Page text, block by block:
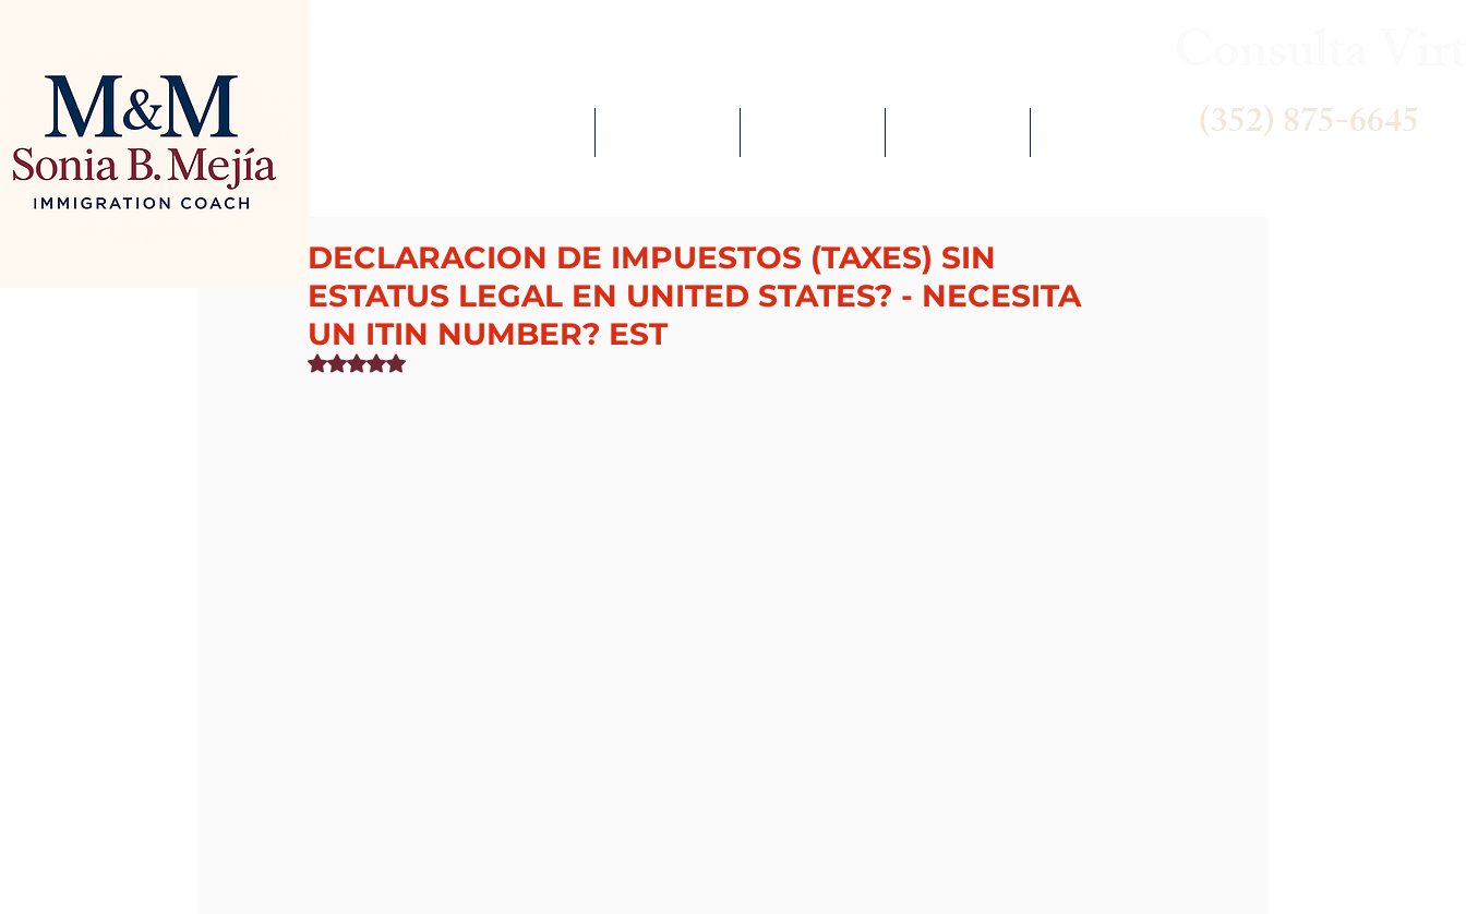
(352) 875-6645
DECLARACION DE IMPUESTOS (TAXES) SIN
ESTATUS LEGAL EN UNITED STATES? - NECESITA
UN ITIN NUMBER? EST
Obtuvo NaN de 5 estrellas.